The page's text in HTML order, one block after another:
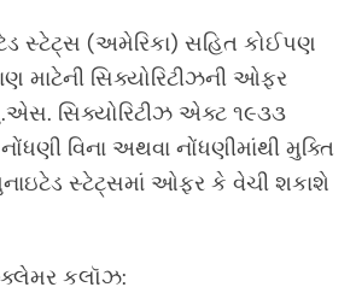
સ્ટેટ્સ (અમેરિકા) સહિત કોઈપણ
માટેની સિક્યોરિટીઝની ઓફર
સિક્યોરિટીઝ એક્ટ ૧૯૩૩
વિના અથવા નોંધણીમાંથી મુક્તિ
યુનાઇટેડ સ્ટેટ્સમાં ઓફર કે વેચી શકાશે
કલૉઝ: